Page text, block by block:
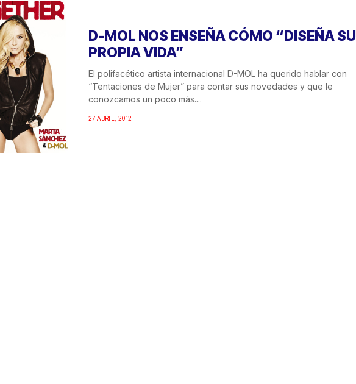
D-MOL NOS ENSEÑA CÓMO “DISEÑA SU
PROPIA VIDA”
El polifacético artista internacional D-MOL ha querido hablar con
“Tentaciones de Mujer” para contar sus novedades y que le
conozcamos un poco más....
27 ABRIL, 2012